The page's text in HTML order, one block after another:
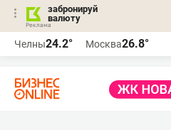
забронируй
валюту
Челны24.2° Москва26.8°